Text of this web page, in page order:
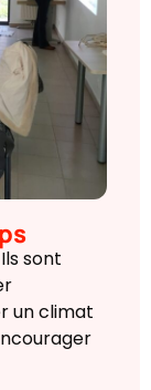
sont
un climat